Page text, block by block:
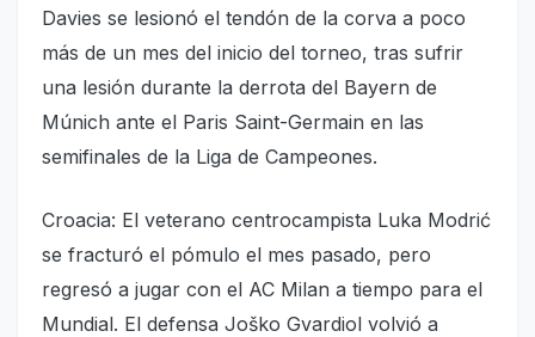
Davies se lesionó el tendón de la corva a poco
más de un mes del inicio del torneo, tras sufrir
una lesión durante la derrota del Bayern de
Múnich ante el Paris Saint-Germain en las
semifinales de la Liga de Campeones.
Croacia: El veterano centrocampista Luka Modrić
se fracturó el pómulo el mes pasado, pero
regresó a jugar con el AC Milan a tiempo para el
Mundial. El defensa Joško Gvardiol volvió a